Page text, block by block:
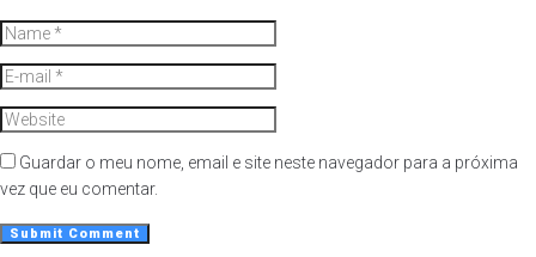
Guardar o meu nome, email e site neste navegador para a próxima
vez que eu comentar.